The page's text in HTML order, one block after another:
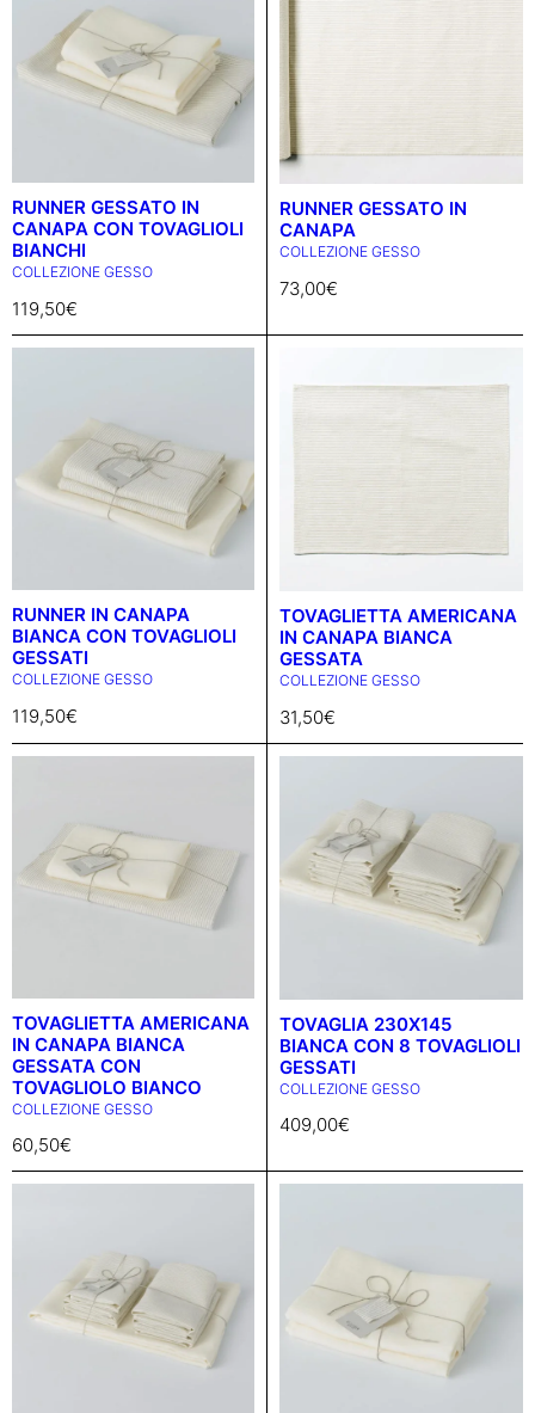
RUNNER GESSATO IN
CANAPA CON TOVAGLIOLI
BIANCHI
COLLEZIONE GESSO
119,50€
RUNNER GESSATO IN
CANAPA
COLLEZIONE GESSO
73,00€
RUNNER IN CANAPA
BIANCA CON TOVAGLIOLI
GESSATI
COLLEZIONE GESSO
119,50€
TOVAGLIETTA AMERICANA
IN CANAPA BIANCA
GESSATA
COLLEZIONE GESSO
31,50€
TOVAGLIETTA AMERICANA
IN CANAPA BIANCA
GESSATA CON
TOVAGLIOLO BIANCO
COLLEZIONE GESSO
60,50€
TOVAGLIA 230X145
BIANCA CON 8 TOVAGLIOLI
GESSATI
COLLEZIONE GESSO
409,00€